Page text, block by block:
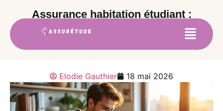
Assurance habitation étudiant :
comment choisir entre différentes
Elodie Gauthier 18 mai 2026